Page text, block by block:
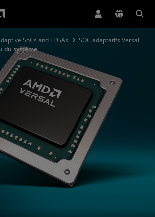
SoCs and FPGAs
SOC adaptatifs Versal
du système